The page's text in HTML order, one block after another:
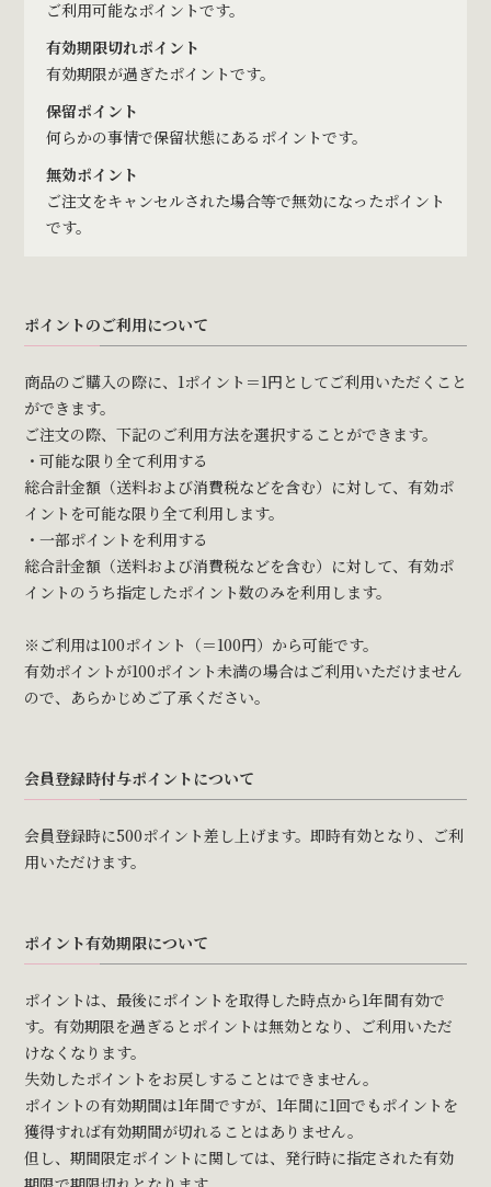
ご利用可能なポイントです。
有効期限切れポイント
有効期限が過ぎたポイントです。
保留ポイント
何らかの事情で保留状態にあるポイントです。
無効ポイント
ご注文をキャンセルされた場合等で無効になったポイント
です。
ポイントのご利用について
商品のご購入の際に、1ポイント＝1円としてご利用いただくこと
ができます。
ご注文の際、下記のご利用方法を選択することができます。
・可能な限り全て利用する
総合計金額（送料および消費税などを含む）に対して、有効ポ
イントを可能な限り全て利用します。
・一部ポイントを利用する
総合計金額（送料および消費税などを含む）に対して、有効ポ
イントのうち指定したポイント数のみを利用します。
※ご利用は100ポイント（＝100円）から可能です。
有効ポイントが100ポイント未満の場合はご利用いただけません
ので、あらかじめご了承ください。
会員登録時付与ポイントについて
会員登録時に500ポイント差し上げます。即時有効となり、ご利
用いただけます。
ポイント有効期限について
ポイントは、最後にポイントを取得した時点から1年間有効で
す。有効期限を過ぎるとポイントは無効となり、ご利用いただ
けなくなります。
失効したポイントをお戻しすることはできません。
ポイントの有効期間は1年間ですが、1年間に1回でもポイントを
獲得すれば有効期間が切れることはありません。
但し、期間限定ポイントに関しては、発行時に指定された有効